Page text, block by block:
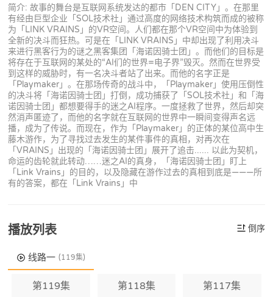
简介: 故事的舞台是互联网系统发达的都市「DEN CITY」。在那里
有经由巨型企业「SOL技术社」通过高度的网络技术构筑而成的被称
为「LINK VRAINS」的VR空间。人们都在那个VR空间中为体验到
全新的决斗而狂热。可是在「LINK VRAINS」中却出现了利用决斗
来进行黑客行为的谜之黑客集团「海诺因骑士团」。而他们的目标是
将存在于互联网的某处的“AI们的世界=电子界”毁灭。然而在世界受
到这样的威胁时，有一名决斗者站了出来。而他的名字正是
「Playmaker」。在那场传奇的战斗中，「Playmaker」使用压倒性
的决斗将「海诺因骑士团」打倒，成功捕获了「SOL技术社」和「海
诺因骑士团」都想要得手的迷之AI程序。一度拯救了世界，然后却突
然消声匿迹了，而他的名字就在互联网的世界中一瞬间变得声名远
播，成为了传说。而现在，作为「Playmaker」的正体的某位高中生
藤木游作，为了寻找过去发生的某件事件的真相，对再次在
「VRAINS」出现的「海诺因骑士团」展开了追击...... 以此为契机，
命运的齿轮就此转动……迷之AI的真身，「海诺因骑士团」盯上
「Link Vrains」的目的，以及隐藏在游作过去的真相到底是———所
有的答案，都在「Link Vrains」中
播放列表 倒序
线路一 (119集)
第119集 第118集 第117集